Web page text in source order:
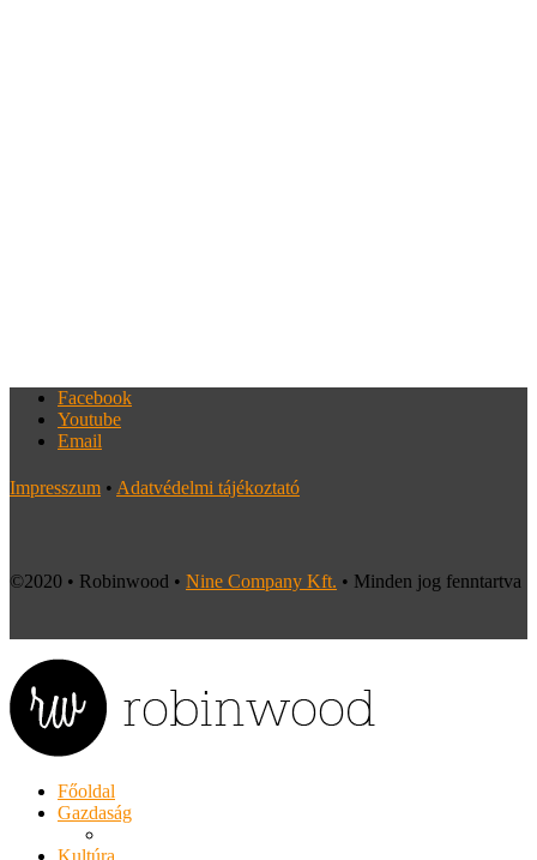
Facebook
Youtube
Email
Impresszum • Adatvédelmi tájékoztató
©2020 • Robinwood • Nine Company Kft. • Minden jog fenntartva
Főoldal
Gazdaság
Kultúra